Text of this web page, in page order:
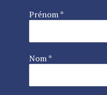
Prénom*
Nom*